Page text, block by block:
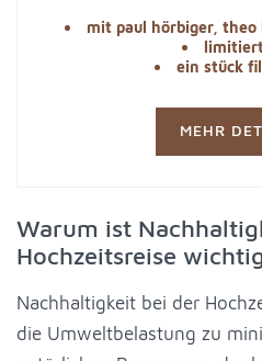
mit paul hörbiger,
ein stück
MEHR
Warum ist
Hochzeitsreise
Nachhaltigkeit bei der
die Umweltbelastung zu